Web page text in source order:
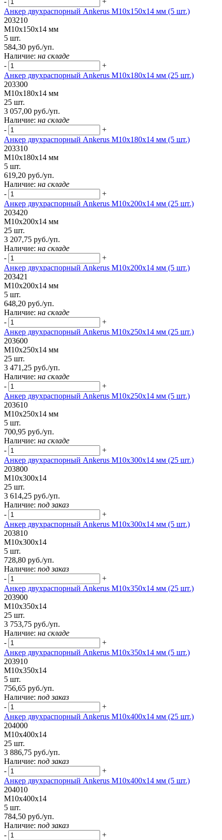
Анкер двухраспорный Ankerus М10х150х14 мм (5 шт.)
203210
М10х150х14 мм
5 шт.
584,30 руб./уп.
Наличие: на складе
-
+
Анкер двухраспорный Ankerus М10х180х14 мм (25 шт.)
203300
М10х180х14 мм
25 шт.
3 057,00 руб./уп.
Наличие: на складе
-
+
Анкер двухраспорный Ankerus М10х180х14 мм (5 шт.)
203310
М10х180х14 мм
5 шт.
619,20 руб./уп.
Наличие: на складе
-
+
Анкер двухраспорный Ankerus М10х200х14 мм (25 шт.)
203420
М10х200х14 мм
25 шт.
3 207,75 руб./уп.
Наличие: на складе
-
+
Анкер двухраспорный Ankerus М10х200х14 мм (5 шт.)
203421
М10х200х14 мм
5 шт.
648,20 руб./уп.
Наличие: на складе
-
+
Анкер двухраспорный Ankerus М10х250х14 мм (25 шт.)
203600
М10х250х14 мм
25 шт.
3 471,25 руб./уп.
Наличие: на складе
-
+
Анкер двухраспорный Ankerus М10х250х14 мм (5 шт.)
203610
М10х250х14 мм
5 шт.
700,95 руб./уп.
Наличие: на складе
-
+
Анкер двухраспорный Ankerus М10х300х14 мм (25 шт.)
203800
М10х300х14
25 шт.
3 614,25 руб./уп.
Наличие: под заказ
-
+
Анкер двухраспорный Ankerus М10х300х14 мм (5 шт.)
203810
М10х300х14
5 шт.
728,80 руб./уп.
Наличие: под заказ
-
+
Анкер двухраспорный Ankerus М10х350х14 мм (25 шт.)
203900
М10х350х14
25 шт.
3 753,75 руб./уп.
Наличие: на складе
-
+
Анкер двухраспорный Ankerus М10х350х14 мм (5 шт.)
203910
М10х350х14
5 шт.
756,65 руб./уп.
Наличие: под заказ
-
+
Анкер двухраспорный Ankerus М10х400х14 мм (25 шт.)
204000
М10х400х14
25 шт.
3 886,75 руб./уп.
Наличие: под заказ
-
+
Анкер двухраспорный Ankerus М10х400х14 мм (5 шт.)
204010
М10х400х14
5 шт.
784,50 руб./уп.
Наличие: под заказ
-
+